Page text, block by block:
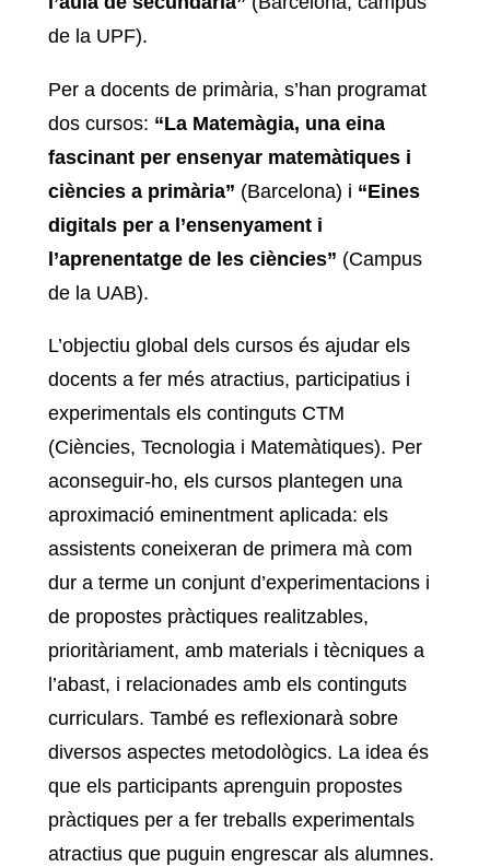
de la UPF).
Per a docents de primària, s’han programat
dos cursos: “La Matemàgia, una eina
fascinant per ensenyar matemàtiques i
ciències a primària” (Barcelona) i “Eines
digitals per a l’ensenyament i
l’aprenentatge de les ciències” (Campus
de la UAB).
L’objectiu global dels cursos és ajudar els
docents a fer més atractius, participatius i
experimentals els continguts CTM
(Ciències, Tecnologia i Matemàtiques). Per
aconseguir-ho, els cursos plantegen una
aproximació eminentment aplicada: els
assistents coneixeran de primera mà com
dur a terme un conjunt d’experimentacions i
de propostes pràctiques realitzables,
prioritàriament, amb materials i tècniques a
l’abast, i relacionades amb els continguts
curriculars. També es reflexionarà sobre
diversos aspectes metodològics. La idea és
que els participants aprenguin propostes
pràctiques per a fer treballs experimentals
atractius que puguin engrescar als alumnes.